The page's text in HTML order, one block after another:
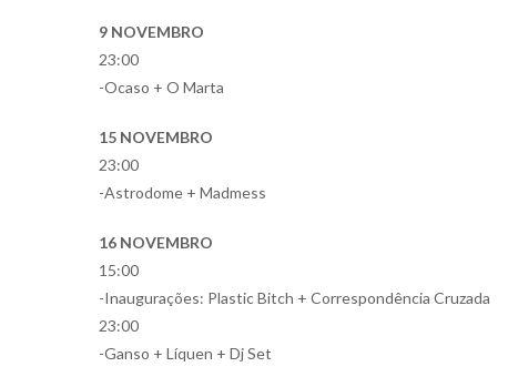
9 NOVEMBRO
23:00
-Ocaso + O Marta
15 NOVEMBRO
23:00
-Astrodome + Madmess
16 NOVEMBRO
15:00
-Inaugurações: Plastic Bitch + Correspondência Cruzada
23:00
-Ganso + Líquen + Dj Set